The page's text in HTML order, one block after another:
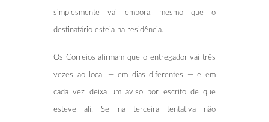
simplesmente vai embora, mesmo que o
destinatário esteja na residência.
Os Correios afirmam que o entregador vai três
vezes ao local — em dias diferentes — e em
cada vez deixa um aviso por escrito de que
esteve ali. Se na terceira tentativa não